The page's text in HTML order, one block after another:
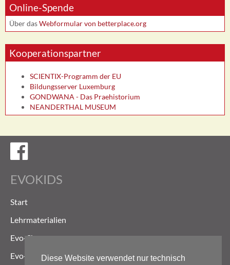
Diese Website verwendet nur technisch
Online-Spende
Über dasWebformular von betterplace.org
Kooperationspartner
SCIENTIX-Programm der EU
Bildungsserver Luxemburg
GONDWANA - Das Praehistorium
NEANDERTHAL MUSEUM
EVOKIDS
Start
Lehrmaterialien
Evo-Shop
Evo-Weg